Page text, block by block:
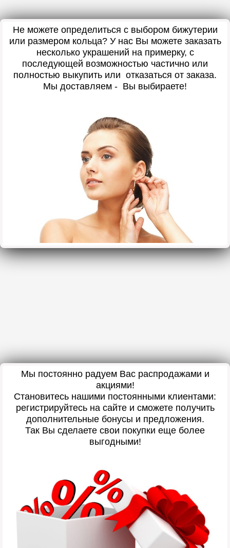
Не можете определиться с выбором бижутерии
или размером кольца? У нас Вы можете заказать
несколько украшений на примерку, с
последующей возможностью частично или
полностью выкупить или отказаться от заказа.
Мы доставляем - Вы выбираете!
Мы постоянно радуем Вас распродажами и
акциями!
Становитесь нашими постоянными клиентами:
регистрируйтесь на сайте и сможете получить
дополнительные бонусы и предложения.
Так Вы сделаете свои покупки еще более
выгодными!